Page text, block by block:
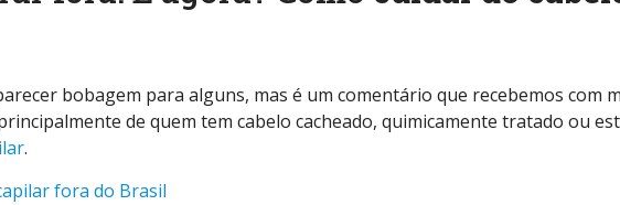
bobagem para alguns, mas é um comentário que recebemos com
de quem tem cabelo cacheado, quimicamente tratado ou
.
fora do Brasil